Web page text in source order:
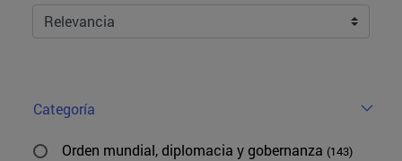
Categoría
Orden mundial, diplomacia y gobernanza (143)